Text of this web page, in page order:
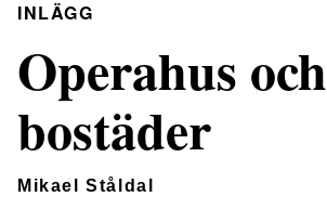
INLÄGG
Operahus och
bostäder
Mikael Ståldal